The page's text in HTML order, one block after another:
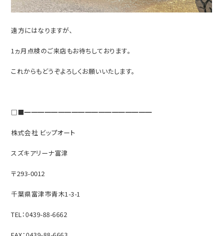
遠方にはなりますが、
1ヵ月点検のご来店もお待ちしております。
これからもどうぞよろしくお願いいたします。
□■━━━━━━━━━━━━━━━━━━━
株式会社 ビップオート
スズキアリーナ富津
〒293-0012
千葉県富津市青木1-3-1
TEL：0439-88-6662